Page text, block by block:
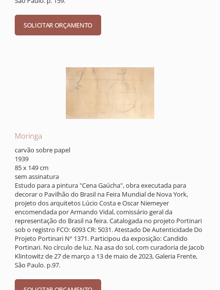
Moringa
carvão sobre papel
1939
85 x 149 cm
sem assinatura
Estudo para a pintura "Cena Gaúcha", obra executada para
decorar o Pavilhão do Brasil na Feira Mundial de Nova York,
projeto dos arquitetos Lúcio Costa e Oscar Niemeyer
encomendada por Armando Vidal, comissário geral da
representação do Brasil na feira. Catalogada no projeto Portinari
sob o registro FCO: 6093 CR: 5031. Atestado De Autenticidade Do
Projeto Portinari Nº 1371. Participou da exposição: Candido
Portinari. No círculo de luz. Na asa do sol, com curadoria de Jacob
Klintowitz de 27 de março a 13 de maio de 2023, Galeria Frente,
São Paulo. p.97.